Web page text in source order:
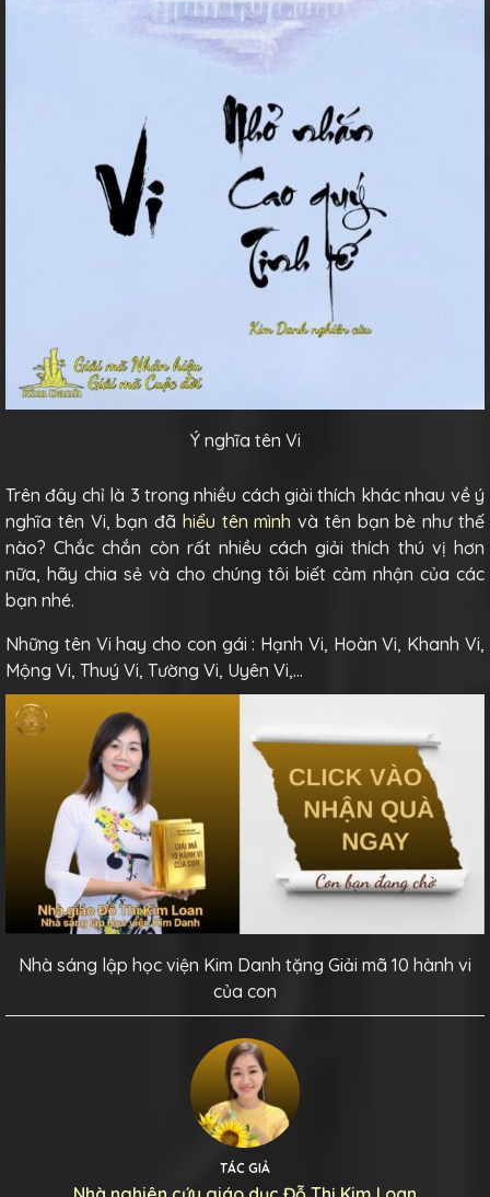
Ý nghĩa tên Vi
Trên đây chỉ là 3 trong nhiều cách giải thích khác nhau về ý
nghĩa tên Vi, bạn đã hiểu tên mình và tên bạn bè như thế
nào? Chắc chắn còn rất nhiều cách giải thích thú vị hơn
nữa, hãy chia sẻ và cho chúng tôi biết cảm nhận của các
bạn nhé.
Những tên Vi hay cho con gái : Hạnh Vi, Hoàn Vi, Khanh Vi,
Mộng Vi, Thuý Vi, Tường Vi, Uyên Vi,…
Nhà sáng lập học viện Kim Danh tặng Giải mã 10 hành vi
của con
TÁC GIẢ